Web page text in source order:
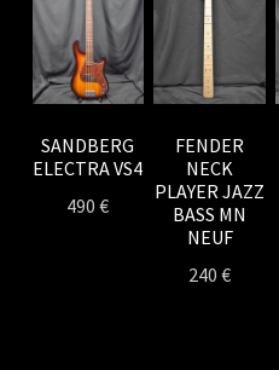
SANDBERG
ELECTRA VS4
490€
FENDER
NECK
PLAYER JAZZ
BASS MN
NEUF
240€